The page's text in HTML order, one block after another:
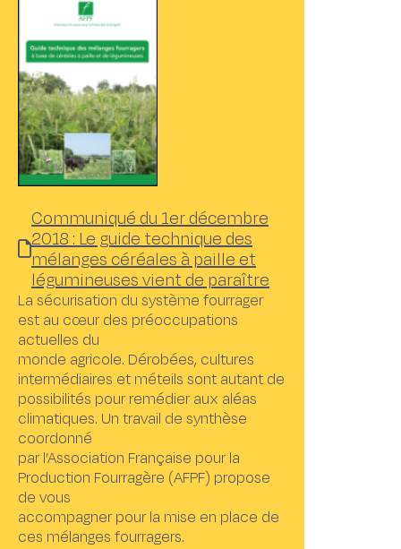
Communiqué du 1er décembre
2018 : Le guide technique des
mélanges céréales à paille et
légumineuses vient de paraître
La sécurisation du système fourrager
est au cœur des préoccupations
actuelles du
monde agricole. Dérobées, cultures
intermédiaires et méteils sont autant de
possibilités pour remédier aux aléas
climatiques. Un travail de synthèse
coordonné
par l’Association Française pour la
Production Fourragère (AFPF) propose
de vous
accompagner pour la mise en place de
ces mélanges fourragers.